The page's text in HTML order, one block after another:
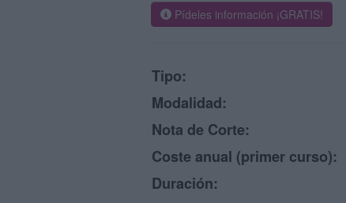
Pídeles información ¡GRATIS!
Tipo:
Modalidad:
Nota de Corte:
Coste anual (primer curso):
Duración: